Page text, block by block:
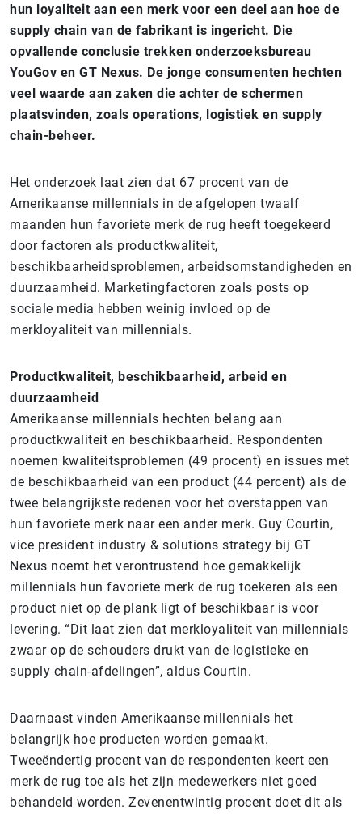
hun loyaliteit aan een merk voor een deel aan hoe de
supply chain van de fabrikant is ingericht. Die
opvallende conclusie trekken onderzoeksbureau
YouGov en GT Nexus. De jonge consumenten hechten
veel waarde aan zaken die achter de schermen
plaatsvinden, zoals operations, logistiek en supply
chain-beheer.
Het onderzoek laat zien dat 67 procent van de
Amerikaanse millennials in de afgelopen twaalf
maanden hun favoriete merk de rug heeft toegekeerd
door factoren als productkwaliteit,
beschikbaarheidsproblemen, arbeidsomstandigheden en
duurzaamheid. Marketingfactoren zoals posts op
sociale media hebben weinig invloed op de
merkloyaliteit van millennials.
Productkwaliteit, beschikbaarheid, arbeid en
duurzaamheid
Amerikaanse millennials hechten belang aan
productkwaliteit en beschikbaarheid. Respondenten
noemen kwaliteitsproblemen (49 procent) en issues met
de beschikbaarheid van een product (44 percent) als de
twee belangrijkste redenen voor het overstappen van
hun favoriete merk naar een ander merk. Guy Courtin,
vice president industry & solutions strategy bij GT
Nexus noemt het verontrustend hoe gemakkelijk
millennials hun favoriete merk de rug toekeren als een
product niet op de plank ligt of beschikbaar is voor
levering. “Dit laat zien dat merkloyaliteit van millennials
zwaar op de schouders drukt van de logistieke en
supply chain-afdelingen”, aldus Courtin.
Daarnaast vinden Amerikaanse millennials het
belangrijk hoe producten worden gemaakt.
Tweeëndertig procent van de respondenten keert een
merk de rug toe als het zijn medewerkers niet goed
behandeld worden. Zevenentwintig procent doet dit als